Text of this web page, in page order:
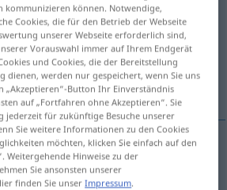
anklicken/antippen)
Toast
grillé)
kommunizieren können. Notwendige,
Cookies, die für den Betrieb der Webseite
unserer Webseite erforderlich sind,
Vorauswahl immer auf Ihrem Endgerät
und Cookies, die der Bereitstellung
dienen, werden nur gespeichert, wenn Sie uns
„Akzeptieren“-Button Ihr Einverständnis
auf „Fortfahren ohne Akzeptieren“. Sie
jederzeit für zukünftige Besuche unserer
Sie weitere Informationen zu den Cookies
möchten, klicken Sie einfach auf den
Weitergehende Hinweise zu der
Sie ansonsten unserer
finden Sie unserImpressum.